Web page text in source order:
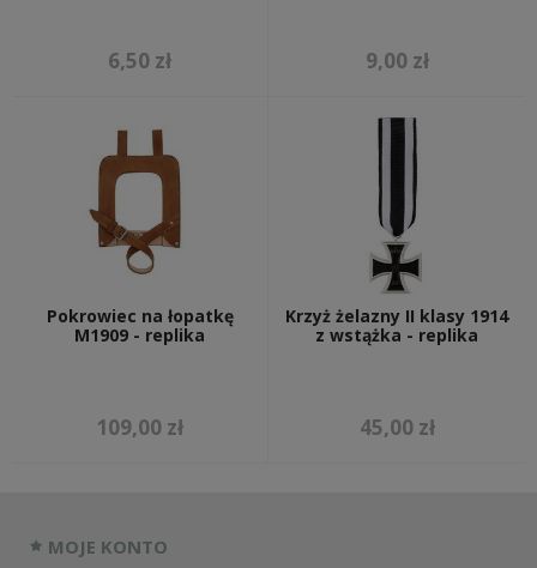
6,50 zł 9,00 zł
Pokrowiec na łopatkę
M1909 - replika
109,00 zł
Krzyż żelazny II klasy 1914
z wstążka - replika
45,00 zł
MOJE KONTO